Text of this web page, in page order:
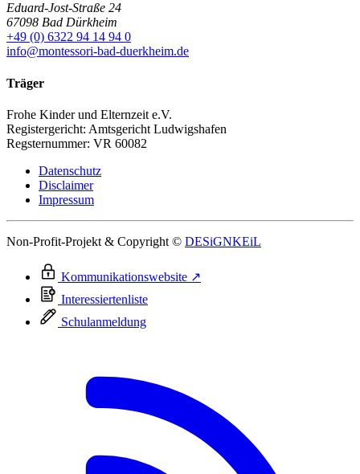
Eduard-Jost-Straße 24
67098 Bad Dürkheim
+49 (0) 6322 94 14 94 0
info@montessori-bad-duerkheim.de
Träger
Frohe Kinder und Elternzeit e.V.
Registergericht: Amtsgericht Ludwigshafen
Regsternummer: VR 60082
Datenschutz
Disclaimer
Impressum
Non-Profit-Projekt & Copyright © DESiGNKEiL
Kommunikationswebsite ↗
Interessiertenliste
Schulanmeldung